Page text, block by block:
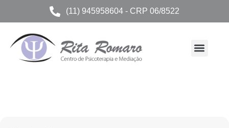
(11) 945958604 - CRP 06/8522